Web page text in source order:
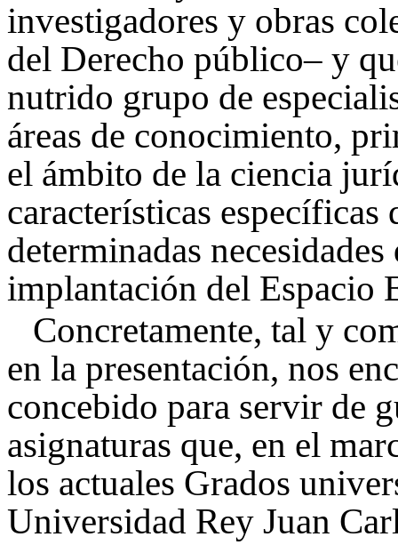
investigadores y obras
del Derecho público– y
nutrido grupo de
áreas de conocimiento,
el ámbito de la ciencia
características específicas
determinadas
implantación del Espacio
Concretamente, tal y
en la presentación, nos
concebido para servir de
asignaturas que, en el
los actuales Grados
Universidad Rey Juan